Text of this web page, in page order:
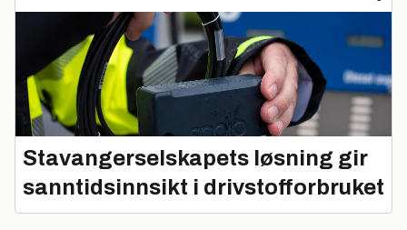
Stavangerselskapets løsning gir
sanntidsinnsikt i drivstofforbruket